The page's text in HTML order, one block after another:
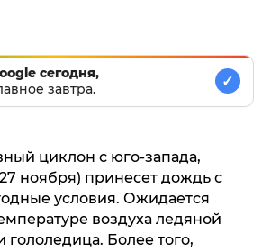
сегодня,
завтра.
✓
циклон с юго-запада,
ноября) принесет дождь с
условия. Ожидается
воздуха ледяной
Более того,